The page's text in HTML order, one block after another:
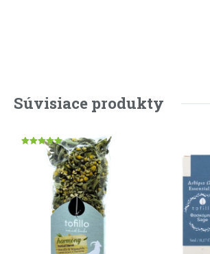
Súvisiace produkty
Hodnotenie